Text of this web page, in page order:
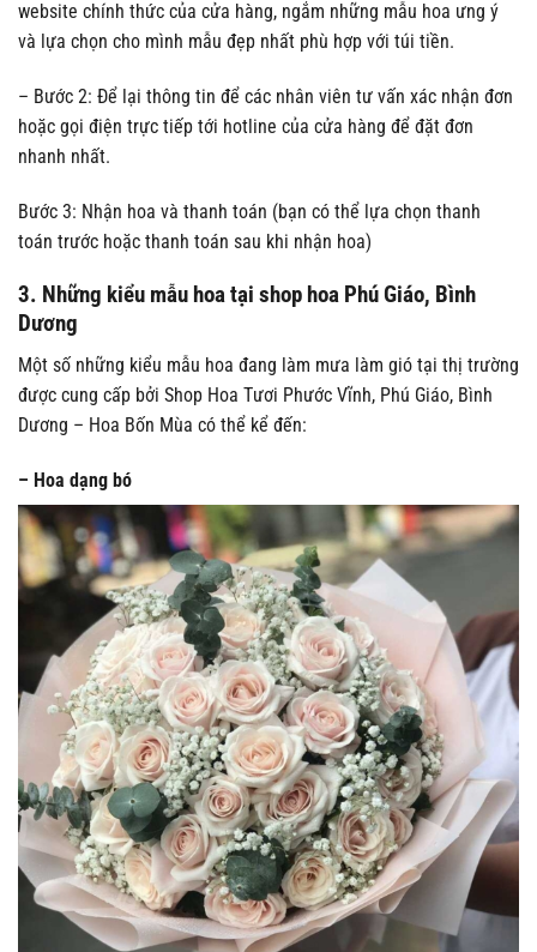
website chính thức của cửa hàng, ngắm những mẫu hoa ưng ý
và lựa chọn cho mình mẫu đẹp nhất phù hợp với túi tiền.
– Bước 2: Để lại thông tin để các nhân viên tư vấn xác nhận đơn
hoặc gọi điện trực tiếp tới hotline của cửa hàng để đặt đơn
nhanh nhất.
Bước 3: Nhận hoa và thanh toán (bạn có thể lựa chọn thanh
toán trước hoặc thanh toán sau khi nhận hoa)
3. Những kiểu mẫu hoa tại shop hoa Phú Giáo, Bình
Dương
Một số những kiểu mẫu hoa đang làm mưa làm gió tại thị trường
được cung cấp bởi Shop Hoa Tươi Phước Vĩnh, Phú Giáo, Bình
Dương – Hoa Bốn Mùa có thể kể đến:
– Hoa dạng bó